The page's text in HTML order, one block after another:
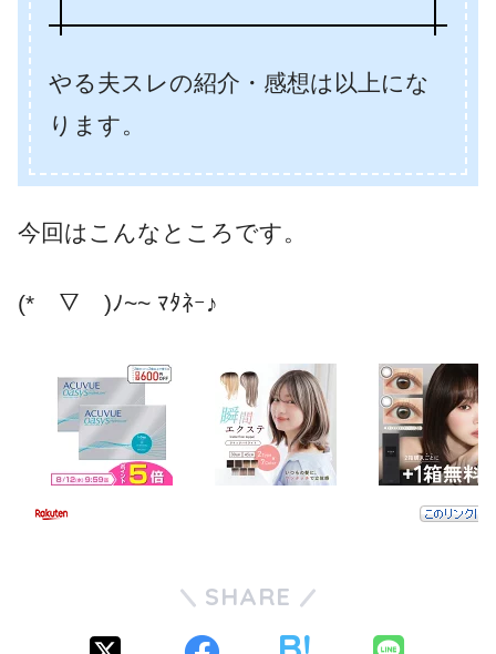
やる夫スレの紹介・感想は以上にな
ります。
今回はこんなところです。
(*￣▽￣)ﾉ~~ ﾏﾀﾈｰ♪
SHARE